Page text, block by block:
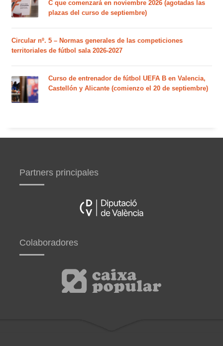
C que comenzará en noviembre 2026 (agotadas las
plazas del curso de septiembre)
Circular nº. 5 – Normas generales de las competiciones
territoriales de fútbol sala 2026-2027
Curso de entrenador de fútbol UEFA B en Valencia,
Castellón y Alicante (comienzo el 20 de septiembre)
Partners principales
Colaboradores